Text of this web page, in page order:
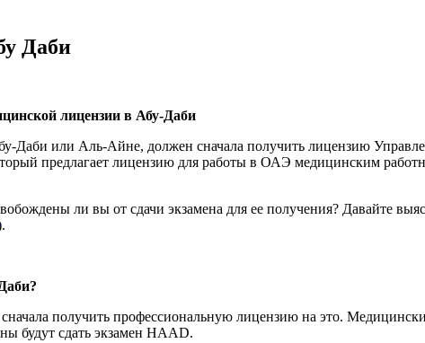
Даби
лицензии в Абу-Даби
Даби или Аль-Айне, должен сначала получить лицензию
предлагает лицензию для работы в ОАЭ медицинским
ли вы от сдачи экзамена для ее получения? Давайте
получить профессиональную лицензию на это.
будут сдать экзамен HAAD.